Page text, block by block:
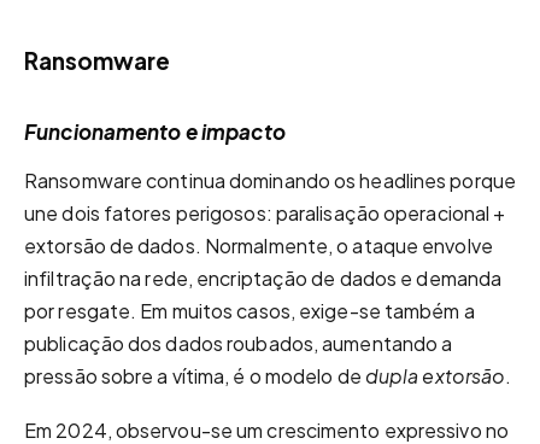
Ransomware
Funcionamento e impacto
Ransomware continua dominando os headlines porque
une dois fatores perigosos: paralisação operacional +
extorsão de dados. Normalmente, o ataque envolve
infiltração na rede, encriptação de dados e demanda
por resgate. Em muitos casos, exige-se também a
publicação dos dados roubados, aumentando a
pressão sobre a vítima, é o modelo de dupla extorsão.
Em 2024, observou-se um crescimento expressivo no